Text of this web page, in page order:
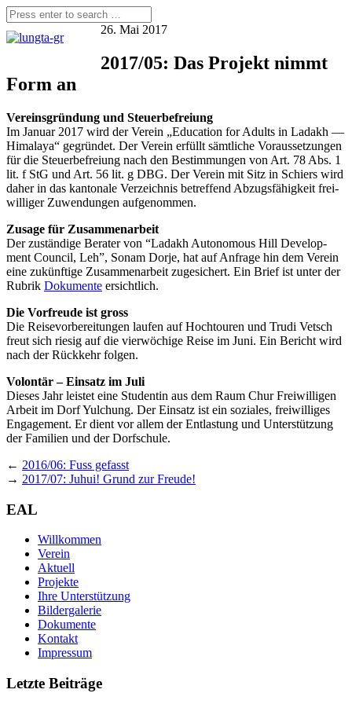
26. Mai 2017
2017/05: Das Projekt nimmt
Form an
Ver­eins­grün­dung und Steuerbefreiung
Im Janu­ar 2017 wird der Ver­ein „Edu­ca­ti­on for Adults in Lad­akh —
Hima­la­ya“ gegrün­det. Der Ver­ein erfüllt sämt­li­che Vor­aus­set­zun­gen
für die Steu­er­be­frei­ung nach den Bestim­mun­gen von Art. 78 Abs. 1
lit. f StG und Art. 56 lit. g DBG. Der Ver­ein mit Sitz in Schiers wird
daher in das kan­to­na­le Ver­zeich­nis betref­fend Abzugs­fä­hig­keit frei­
wil­li­ger Zuwen­dun­gen aufgenommen.
Zusa­ge für Zusammenarbeit
Der zustän­di­ge Bera­ter von “Lad­akh Auto­no­mous Hill Deve­lo­p­
ment Coun­cil, Leh”, Sonam Dor­je, hat auf Anfra­ge hin dem Ver­ein
eine zukünf­ti­ge Zusam­men­ar­beit zuge­si­chert. Ein Brief ist unter der
Rubrik Doku­men­te ersichtlich.
Die Vor­freu­de ist gross
Die Rei­se­vor­be­rei­tun­gen lau­fen auf Hoch­tou­ren und Tru­di Vetsch
freut sich rie­sig auf die vier­wö­chi­ge Rei­se im Juni. Ein Bericht wird
nach der Rück­kehr folgen.
Volon­tär – Ein­satz im Juli
Die­ses Jahr leis­tet eine Stu­den­tin aus dem Raum Chur Frei­wil­li­gen
Arbeit im Dorf Yulch­ung. Der Ein­satz ist ein sozia­les, frei­wil­li­ges
Enga­ge­ment. Er dient vor allem der Ent­las­tung und Unter­stüt­zung
der Fami­li­en und der Dorfschule.
← 2016/06: Fuss gefasst
→ 2017/07: Juhui! Grund zur Freude!
EAL
Willkommen
Verein
Aktuell
Projekte
Ihre Unterstützung
Bildergalerie
Dokumente
Kontakt
Impressum
Letzte Beiträge